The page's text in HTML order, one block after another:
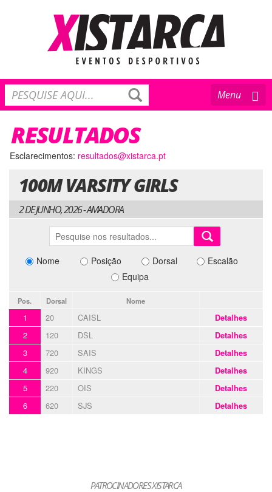
Toggle
navigation
Menu
RESULTADOS
Esclarecimentos: resultados@xistarca.pt
100M VARSITY GIRLS
2 DE JUNHO, 2026 - AMADORA
Nome Posição Dorsal
Escalão
Equipa
Pos. Dorsal Nome
1 20 CAISL Detalhes
2 120 DSL Detalhes
3 720 SAIS Detalhes
4 920 KINGS Detalhes
5 220 OIS Detalhes
6 620 SJS Detalhes
PATROCINADORES XISTARCA